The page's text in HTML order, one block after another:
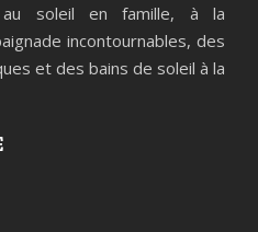
au soleil en famille, à la
incontournables, des
et des bains de soleil à la